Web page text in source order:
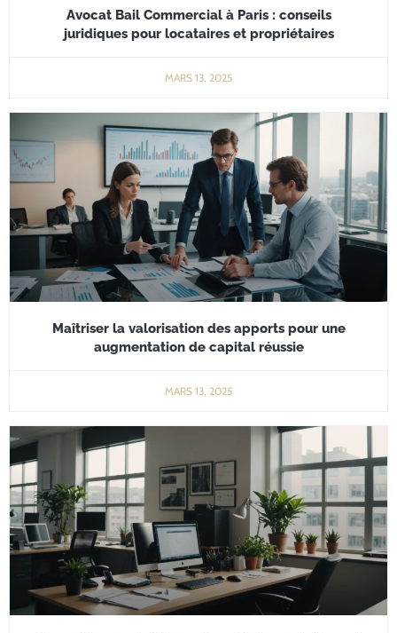
Avocat Bail Commercial à Paris : conseils
juridiques pour locataires et propriétaires
MARS 13, 2025
Maîtriser la valorisation des apports pour une
augmentation de capital réussie
MARS 13, 2025